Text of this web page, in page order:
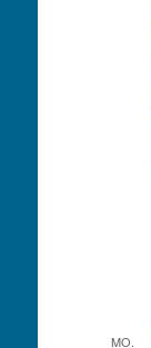
MO.